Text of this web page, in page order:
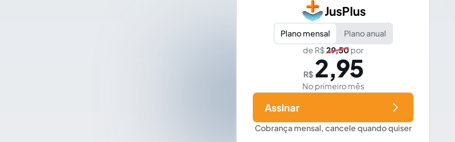
JusPlus
Plano mensal
Plano anual
de R$29,50por
R$ 2,95
No primeiro mês
Cobrança mensal, cancele quando quiser
Assinar